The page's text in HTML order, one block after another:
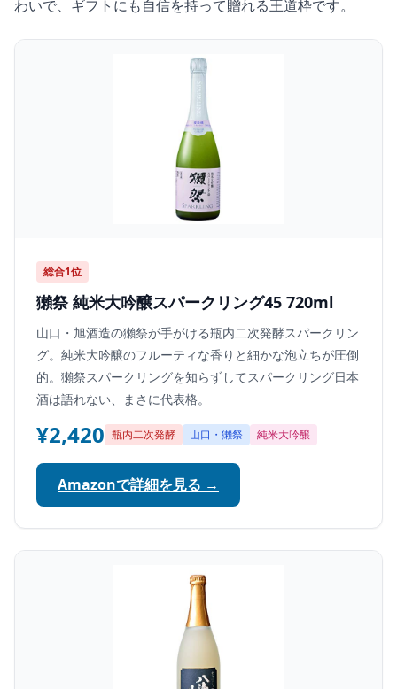
わいで、ギフトにも自信を持って贈れる王道枠です。
総合1位
獺祭 純米大吟醸スパークリング45 720ml
山口・旭酒造の獺祭が手がける瓶内二次発酵スパークリン
グ。純米大吟醸のフルーティな香りと細かな泡立ちが圧倒
的。獺祭スパークリングを知らずしてスパークリング日本
酒は語れない、まさに代表格。
¥2,420 瓶内二次発酵 山口・獺祭 純米大吟醸
Amazonで詳細を見る →